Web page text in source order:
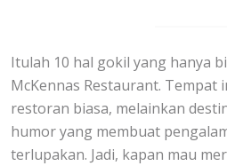
Itulah 10 hal gokil yang hanya
McKennas Restaurant. Tempat
restoran biasa, melainkan
humor yang membuat
terlupakan. Jadi, kapan mau